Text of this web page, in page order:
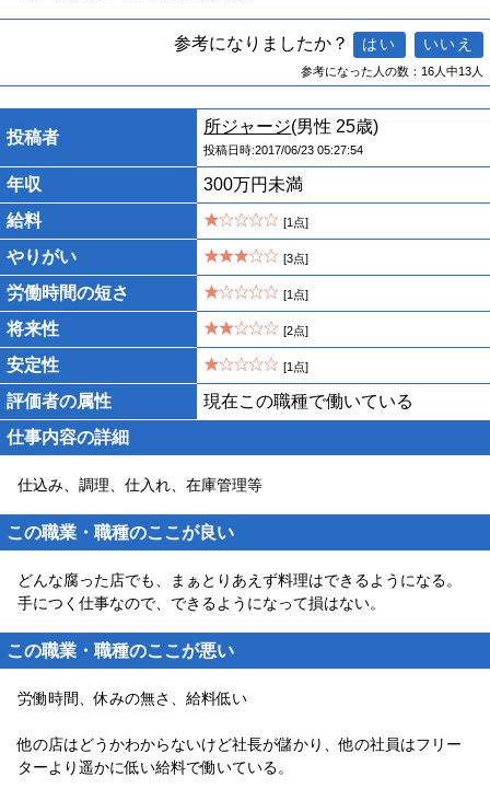
参考になりましたか？
参考になった人の数：16人中13人
投稿者
所ジャージ(男性 25歳)
投稿日時:2017/06/23 05:27:54
年収
300万円未満
給料
[1点]
やりがい [3点]
労働時間の短さ [1点]
将来性 [2点]
安定性 [1点]
評価者の属性
現在この職種で働いている
仕事内容の詳細
仕込み、調理、仕入れ、在庫管理等
この職業・職種のここが良い
どんな腐った店でも、まぁとりあえず料理はできるようになる。
手につく仕事なので、できるようになって損はない。
この職業・職種のここが悪い
労働時間、休みの無さ、給料低い
他の店はどうかわからないけど社長が儲かり、他の社員はフリー
ターより遥かに低い給料で働いている。